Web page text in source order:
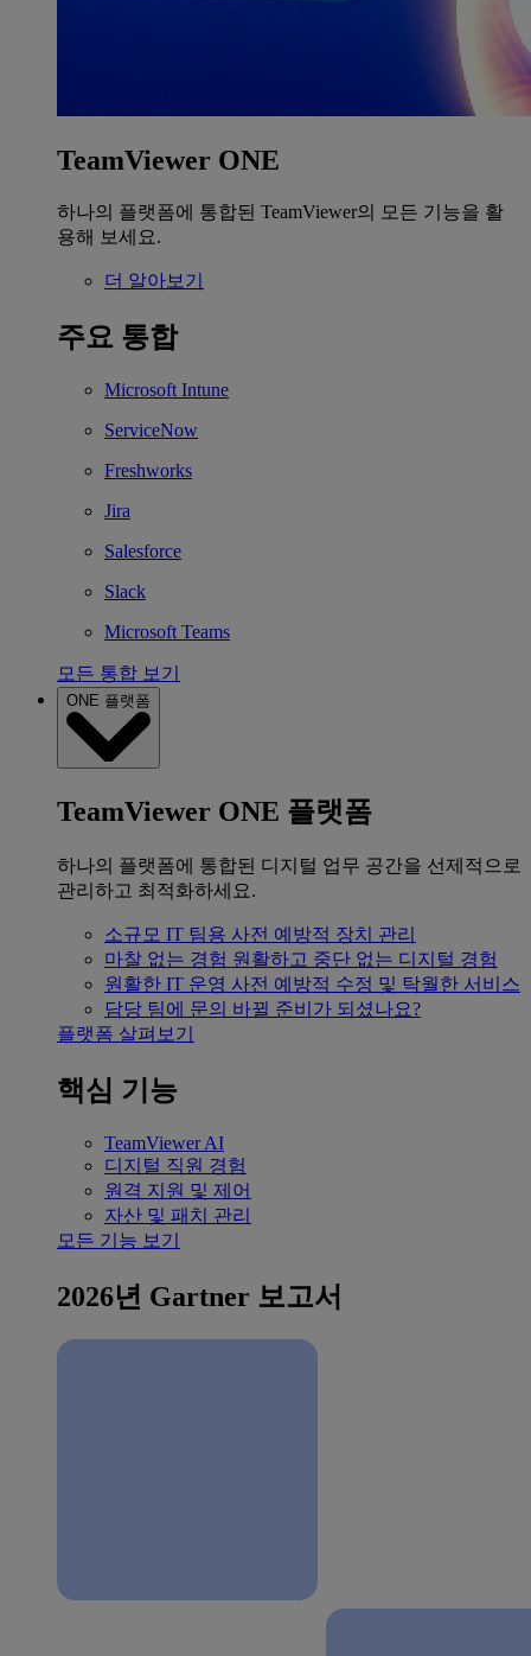
TeamViewer ONE
하나의 플랫폼에 통합된 TeamViewer의 모든 기능을 활
용해 보세요.
더 알아보기
주요 통합
Microsoft Intune
ServiceNow
Freshworks
Jira
Salesforce
Slack
Microsoft Teams
모든 통합 보기
ONE 플랫폼
TeamViewer ONE 플랫폼
하나의 플랫폼에 통합된 디지털 업무 공간을 선제적으로
관리하고 최적화하세요.
소규모 IT 팀용 사전 예방적 장치 관리
마찰 없는 경험 원활하고 중단 없는 디지털 경험
원활한 IT 운영 사전 예방적 수정 및 탁월한 서비스
담당 팀에 문의 바뀔 준비가 되셨나요?
플랫폼 살펴보기
핵심 기능
TeamViewer AI
디지털 직원 경험
원격 지원 및 제어
자산 및 패치 관리
모든 기능 보기
2026년 Gartner 보고서